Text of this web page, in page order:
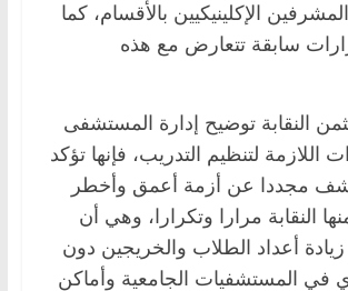
الإكلينيكيين بالأقسام، كما
سابقة تتعارض مع هذه
النقابة توضيح إدارة المستشفى
اللازمة لتنظيم التدريب، فإنها تؤكد
مجددا عن أزمة أعمق وأخطر
النقابة مرارا وتكرارا، وهي أن
أعداد الطلاب والخريجين دون
في المستشفيات الجامعية وأماكن